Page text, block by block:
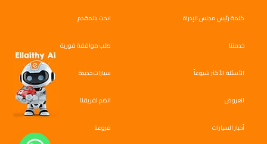
كلمة رئيس مجلس الإدراة
خدمتنا
الأسئلة الأكثر شيوعاً
العروض
أخبار السيارات
ابحث بالمقدم
طلب موافقة فورية
سيارات جديدة
انضم لفريقنا
فروعنا